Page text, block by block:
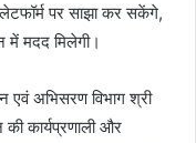
पर साझा कर सकेंगे,
में मदद मिलेगी।
एवं अभिसरण विभाग श्री
कार्यप्रणाली और